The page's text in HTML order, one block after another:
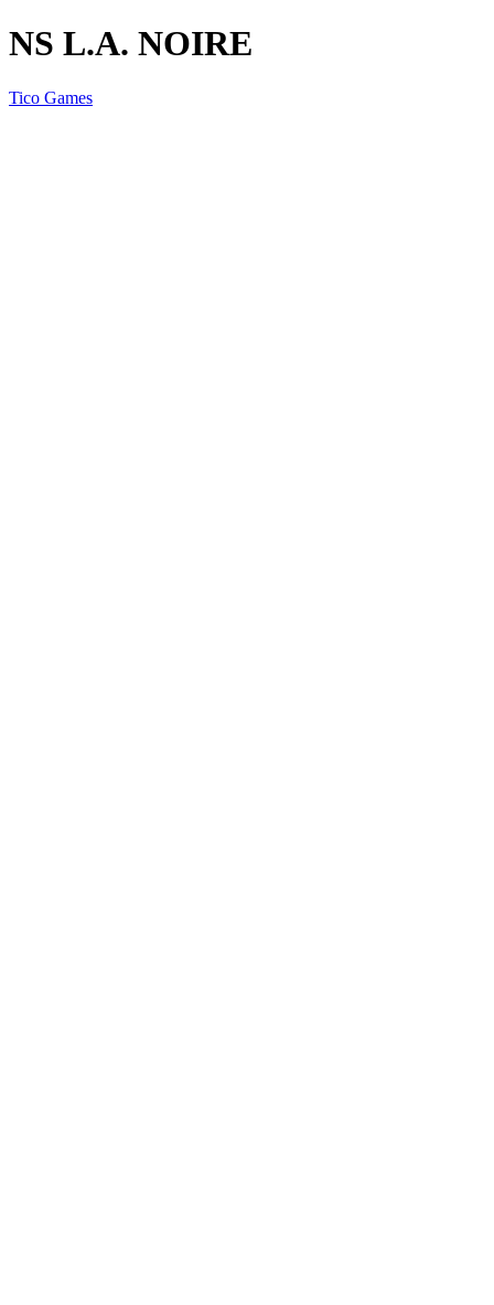
NS L.A. NOIRE
Tico Games